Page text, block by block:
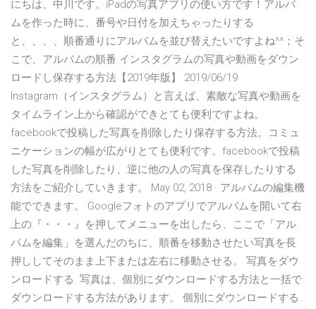
にちは、中川です。iPadの写真アプリの使い方です！アルバ
ムを作った時に、番号や日付を加えちゃったりする
と、、、、順番通りにアルバムを並び替えたいですよね^^；そ
こで、アルバムの順番 インスタグラムの写真や動画をダウン
ロードし保存する方法【2019年版】 2019/06/19
Instagram（インスタグラム）と言えば、素敵な写真や動画を
タイムライン上から確認ができとても便利ですよね。
facebookで投稿した写真を削除したり保存する方法。コミュ
ニケーションの幅が広がりとても便利です。facebookで投稿
した写真を削除したり、逆に他の人の写真を保存したりする
方法をご紹介していきます。 May 02, 2018 · アルバムの編集機
能でできます。 Googleフォトのアプリでアルバムを開いて右
上の『・・・』を押してメニューを出したら、ここで「アル
バムを編集」を選んだのちに、順番を移動させたい写真を長
押ししてそのまま上下または左右に移動させる。 写真をダウ
ンロードする. 写真は、個別にダウンロードする方法と一括で
ダウンロードする方法があります。 個別にダウンロードする.